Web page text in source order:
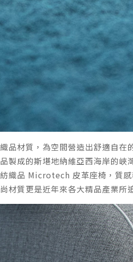
品材質，為空間營造出舒適自
製成的斯堪地納維亞西海岸的
織品 Microtech 皮革座椅，質
材質更是近年來各大精品產業所